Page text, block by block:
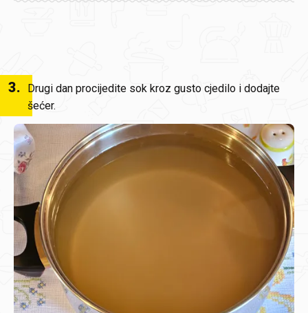
3.
Drugi dan procijedite sok kroz gusto cjedilo i dodajte
šećer.